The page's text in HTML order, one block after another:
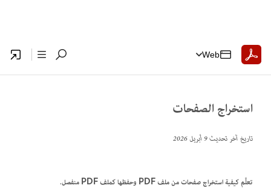
Web
استخراج الصفحات
تاريخ آخر تحديث9 أبريل 2026
تعلَّم كيفية استخراج صفحات من ملف PDF وحفظها كملف PDF منفصل.